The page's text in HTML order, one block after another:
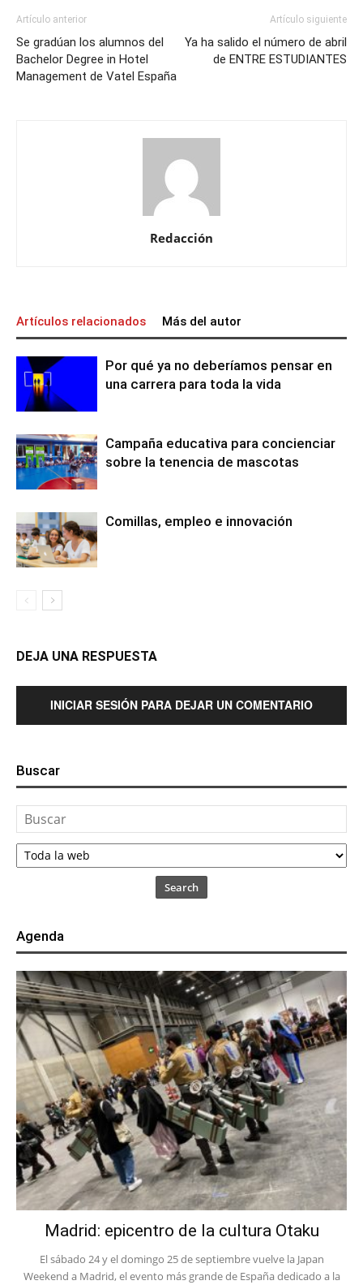
Artículo anterior
Se gradúan los alumnos del
Bachelor Degree in Hotel
Management de Vatel España
Artículo siguiente
Ya ha salido el número de abril
de ENTRE ESTUDIANTES
Redacción
Artículos relacionados Más del autor
Por qué ya no deberíamos pensar en
una carrera para toda la vida
Campaña educativa para concienciar
sobre la tenencia de mascotas
Comillas, empleo e innovación
DEJA UNA RESPUESTA
INICIAR SESIÓN PARA DEJAR UN COMENTARIO
Buscar
Search
Agenda
Madrid: epicentro de la cultura Otaku
El sábado 24 y el domingo 25 de septiembre vuelve la Japan
Weekend a Madrid, el evento más grande de España dedicado a la